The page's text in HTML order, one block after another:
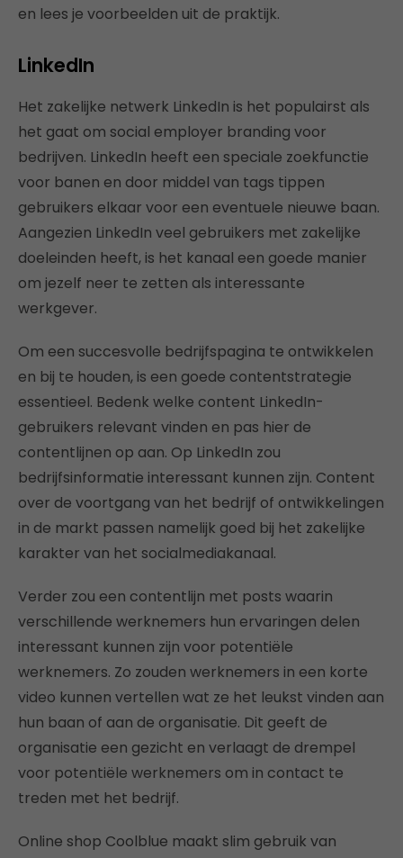
en lees je voorbeelden uit de praktijk.
LinkedIn
Het zakelijke netwerk LinkedIn is het populairst als
het gaat om social employer branding voor
bedrijven. LinkedIn heeft een speciale zoekfunctie
voor banen en door middel van tags tippen
gebruikers elkaar voor een eventuele nieuwe baan.
Aangezien LinkedIn veel gebruikers met zakelijke
doeleinden heeft, is het kanaal een goede manier
om jezelf neer te zetten als interessante
werkgever.
Om een succesvolle bedrijfspagina te ontwikkelen
en bij te houden, is een goede contentstrategie
essentieel. Bedenk welke content LinkedIn-
gebruikers relevant vinden en pas hier de
contentlijnen op aan. Op LinkedIn zou
bedrijfsinformatie interessant kunnen zijn. Content
over de voortgang van het bedrijf of ontwikkelingen
in de markt passen namelijk goed bij het zakelijke
karakter van het socialmediakanaal.
Verder zou een contentlijn met posts waarin
verschillende werknemers hun ervaringen delen
interessant kunnen zijn voor potentiële
werknemers. Zo zouden werknemers in een korte
video kunnen vertellen wat ze het leukst vinden aan
hun baan of aan de organisatie. Dit geeft de
organisatie een gezicht en verlaagt de drempel
voor potentiële werknemers om in contact te
treden met het bedrijf.
Online shop Coolblue maakt slim gebruik van